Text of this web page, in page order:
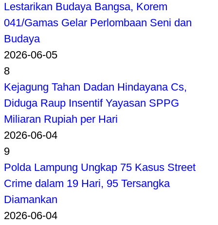
Lestarikan Budaya Bangsa, Korem
041/Gamas Gelar Perlombaan Seni dan
Budaya
2026-06-05
8
Kejagung Tahan Dadan Hindayana Cs,
Diduga Raup Insentif Yayasan SPPG
Miliaran Rupiah per Hari
2026-06-04
9
Polda Lampung Ungkap 75 Kasus Street
Crime dalam 19 Hari, 95 Tersangka
Diamankan
2026-06-04